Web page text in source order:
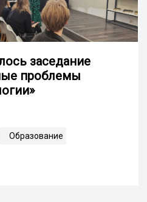
заседание
проблемы
Образование